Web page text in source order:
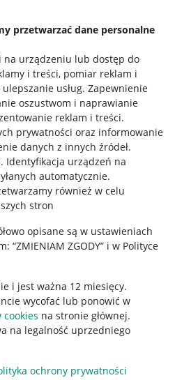
przetwarzać dane personalne
na urządzeniu lub dostęp do
i treści, pomiar reklam i
usług. Zapewnienie
oszustwom i naprawianie
reklam i treści.
prywatności oraz informowanie
danych z innych źródeł.
. Identyfikacja urządzeń na
automatycznie.
również w celu
stron
opisane są w ustawieniach
“ZMIENIAM ZGODY” i w Polityce
i jest ważna 12 miesięcy.
wycofać lub ponowić w
na stronie głównej.
na legalność uprzedniego
ochrony prywatności
Cyfrowych
akceptację regulaminu.